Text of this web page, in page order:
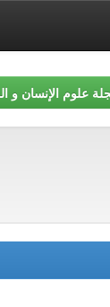
علوم الإنسان و